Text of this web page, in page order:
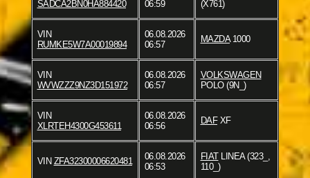
SADCA2BN0HA884420
06:59
(X761)
VIN
RUMKE5W7A00019894
06.08.2026
06:57
MAZDA1000
VIN
WVWZZZ9NZ3D151972
06.08.2026
06:57
VOLKSWAGEN
POLO (9N_)
VIN
XLRTEH4300G453611
06.08.2026
06:56
DAFXF
VIN ZFA32300006620481
06.08.2026
06:53
FIATLINEA (323_,
110_)